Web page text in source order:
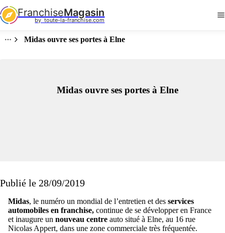
FranchiseMagasin
by  toute-la-franchise.com
Midas ouvre ses portes à Elne
Midas ouvre ses portes à Elne
Publié le 28/09/2019
Midas, le numéro un mondial de l’entretien et des services
automobiles en franchise, continue de se développer en France
et inaugure un nouveau centre auto situé à Elne, au 16 rue
Nicolas Appert, dans une zone commerciale très fréquentée.